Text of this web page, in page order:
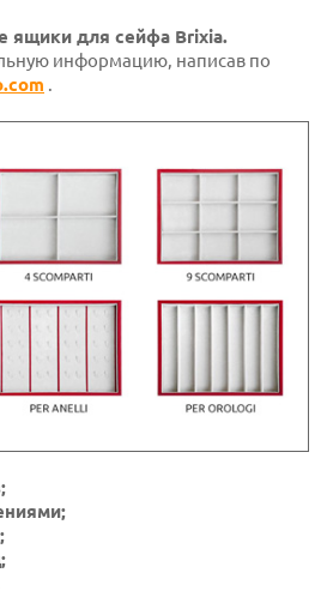
ящики для сейфа Brixia.
информацию, написав по
.